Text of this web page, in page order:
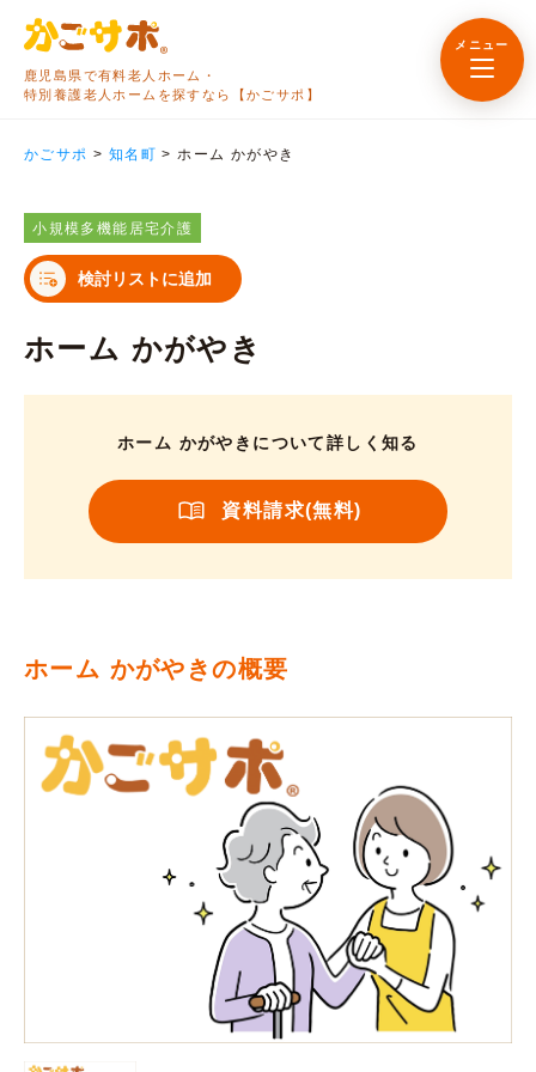
鹿児島県で有料老人ホーム・
特別養護老人ホームを探すなら【かごサポ】
メニュー
かごサポ > 知名町 >ホーム かがやき
小規模多機能居宅介護
検討リストに追加
ホーム かがやき
ホーム かがやきについて詳しく知る
資料請求(無料)
ホーム かがやきの概要